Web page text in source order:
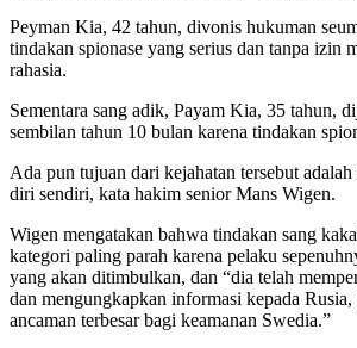
Peyman Kia, 42 tahun, divonis hukuman
tindakan spionase yang serius dan tanpa izin
rahasia.
Sementara sang adik, Payam Kia, 35 tahun,
sembilan tahun 10 bulan karena tindakan
Ada pun tujuan dari kejahatan tersebut
diri sendiri, kata hakim senior Mans Wigen.
Wigen mengatakan bahwa tindakan sang
kategori paling parah karena pelaku
yang akan ditimbulkan, dan “dia telah
dan mengungkapkan informasi kepada
ancaman terbesar bagi keamanan Swedia.”